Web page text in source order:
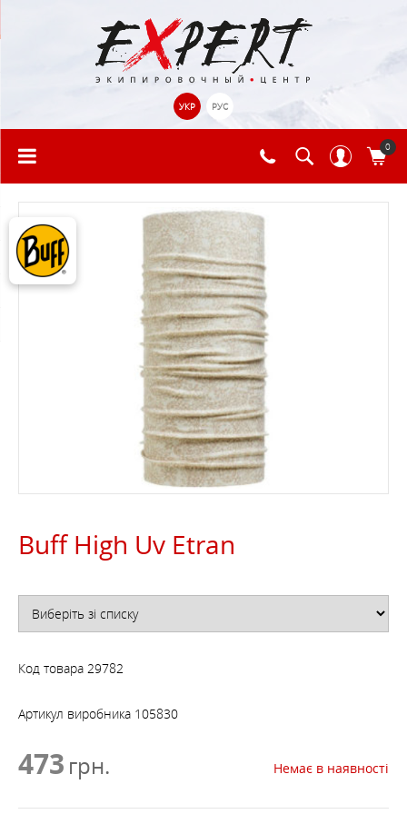
УКР РУС
0
Buff High Uv Etran
Код товара 29782
Артикул виробника 105830
473 грн. Немає в наявності